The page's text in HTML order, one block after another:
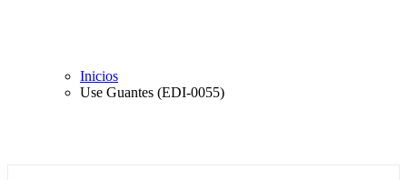
Inicios
Use Guantes (EDI-0055)